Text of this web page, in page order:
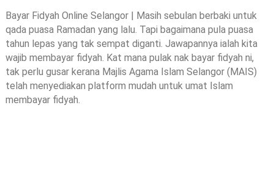
Bayar Fidyah Online Selangor | Masih sebulan berbaki untuk
qada puasa Ramadan yang lalu. Tapi bagaimana pula puasa
tahun lepas yang tak sempat diganti. Jawapannya ialah kita
wajib membayar fidyah. Kat mana pulak nak bayar fidyah ni,
tak perlu gusar kerana Majlis Agama Islam Selangor (MAIS)
telah menyediakan platform mudah untuk umat Islam
membayar fidyah.